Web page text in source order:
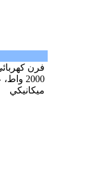
ميكانيكي